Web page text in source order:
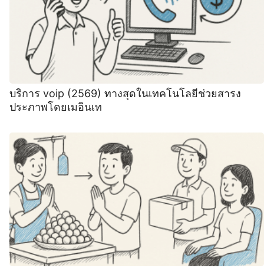
บริการ voip (2569) ทางสุดในเทคโนโลยีช่วยสารง
ประภาพโดยเมอินเท